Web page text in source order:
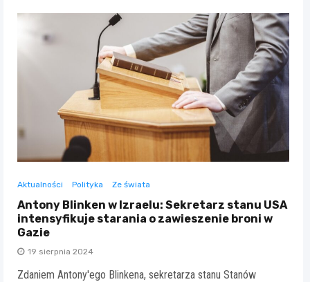
Aktualności Polityka Ze świata
Antony Blinken w Izraelu: Sekretarz stanu USA
intensyfikuje starania o zawieszenie broni w
Gazie
19 sierpnia 2024
Zdaniem Antony'ego Blinkena, sekretarza stanu Stanów